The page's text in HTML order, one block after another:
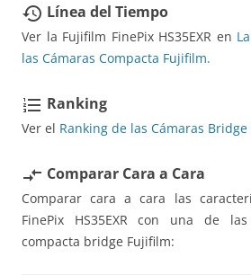
restore Línea del Tiempo
Ver la Fujifilm FinePix HS35EXR en
las Cámaras Compacta Fujifilm.
format_list_numbered Ranking
Ver el Ranking de las Cámaras
compare_arrows Comparar Cara a Cara
Comparar cara a cara las
FinePix HS35EXR con una de
compacta bridge Fujifilm: